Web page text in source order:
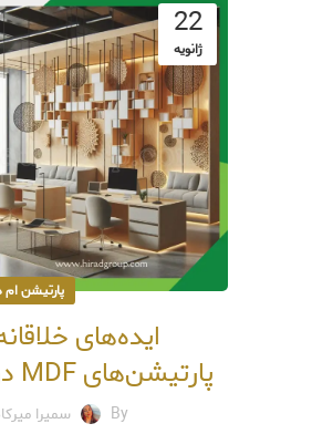
22
ژانویه
پارتیشن
ایده‌های
پارتیشن‌های MDF در دفاتر کاری مدرن
By سمیرا